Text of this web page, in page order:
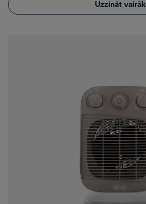
Uzzināt vairāk